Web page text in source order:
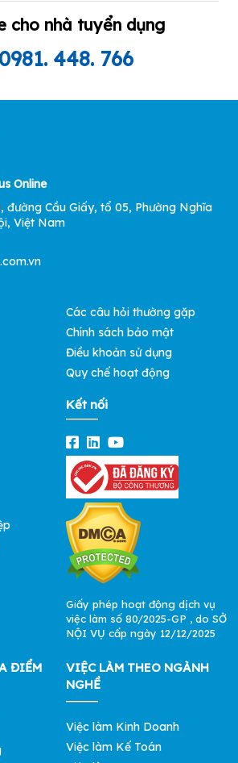
cho nhà tuyển dụng
0981. 448. 766
Online
đường Cầu Giấy, tổ 05, Phường Nghĩa
Việt Nam
Các câu hỏi thường gặp
Chính sách bảo mật
Điều khoản sử dụng
Quy chế hoạt động
Kết nối
Giấy phép hoạt động dịch vụ
việc làm số 80/2025-GP , do SỞ
NỘI VỤ cấp ngày 12/12/2025
ĐIỂM
VIỆC LÀM THEO NGÀNH
NGHỀ
Việc làm Kinh Doanh
Việc làm Kế Toán